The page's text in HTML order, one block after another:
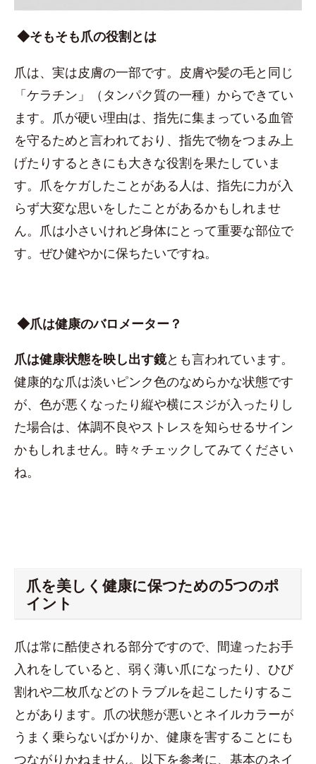
◆そもそも爪の役割とは
爪は、実は皮膚の一部です。皮膚や髪の毛と同じ
「ケラチン」（タンパク質の一種）からできてい
ます。爪が硬い理由は、指先に集まっている血管
を守るためと言われており、指先で物をつまみ上
げたりするときにも大きな役割を果たしていま
す。爪をケガしたことがある人は、指先に力が入
らず大変な思いをしたことがあるかもしれませ
ん。爪は小さいけれど身体にとって重要な部位で
す。ぜひ健やかに保ちたいですね。
◆爪は健康のバロメーター？
爪は健康状態を映し出す鏡とも言われています。
健康的な爪は淡いピンク色のなめらかな状態です
が、色が悪くなったり縦や横にスジが入ったりし
た場合は、体調不良やストレスを知らせるサイン
かもしれません。時々チェックしてみてください
ね。
爪を美しく健康に保つための5つのポ
イント
爪は常に酷使される部分ですので、間違ったお手
入れをしていると、弱く薄い爪になったり、ひび
割れや二枚爪などのトラブルを起こしたりするこ
とがあります。爪の状態が悪いとネイルカラーが
うまく乗らないばかりか、健康を害することにも
つながりかねません。以下を参考に、基本のネイ